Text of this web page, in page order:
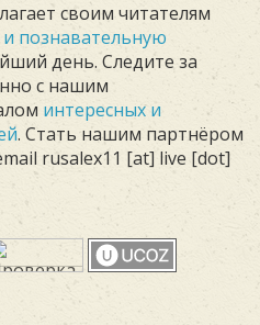
своим читателям
познавательную
день. Следите за
с нашим
интересных и
. Стать нашим партнёром
rusalex11 [at] live [dot]